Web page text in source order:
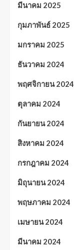
มีนาคม 2025
กุมภาพันธ์ 2025
มกราคม 2025
ธันวาคม 2024
พฤศจิกายน 2024
ตุลาคม 2024
กันยายน 2024
สิงหาคม 2024
กรกฎาคม 2024
มิถุนายน 2024
พฤษภาคม 2024
เมษายน 2024
มีนาคม 2024